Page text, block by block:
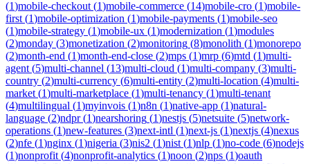
(1)mobile-checkout (1)mobile-commerce (14)mobile-cro (1)mobile-
first (1)mobile-optimization (1)mobile-payments (1)mobile-seo
(1)mobile-strategy (1)mobile-ux (1)modernization (1)modules
(2)monday (3)monetization (2)monitoring (8)monolith (1)monorepo
(2)month-end (1)month-end-close (2)mps (1)mrp (6)mtd (1)multi-
agent (5)multi-channel (13)multi-cloud (1)multi-company (3)multi-
country (2)multi-currency (6)multi-entity (2)multi-location (4)multi-
market (1)multi-marketplace (1)multi-tenancy (1)multi-tenant
(4)multilingual (1)myinvois (1)n8n (1)native-app (1)natural-
language (2)ndpr(1)nearshoring (1)nestjs (5)netsuite (5)network-
operations (1)new-features (3)next-intl (1)next-js (1)nextjs (4)nexus
(2)nfe (1)nginx (1)nigeria (3)nis2 (1)nist (1)nlp (1)no-code (6)nodejs
(1)nonprofit (4)nonprofit-analytics (1)noon (2)nps (1)oauth